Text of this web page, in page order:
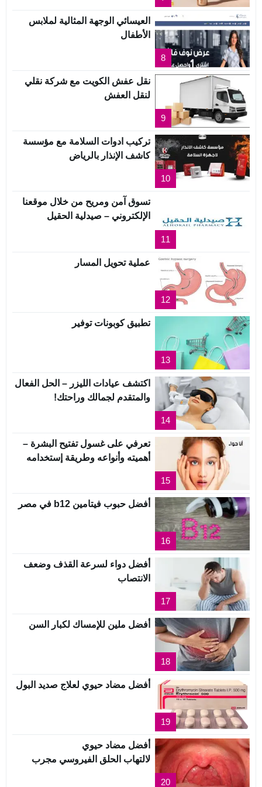
8
العيسائي الوجهة المثالية لملابس
الأطفال
9
نقل عفش الكويت مع شركة نقلي
لنقل العفش
10
تركيب ادوات السلامة مع مؤسسة
كاشف الإنذار بالرياض
11
تسوق آمن ومريح من خلال موقعنا
الإلكتروني – صيدلية الحقيل
12
عملية تحويل المسار
13
تطبيق كوبونات توفير
14
اكتشف عيادات الليزر – الحل الفعال
والمتقدم لجمالك وراحتك!
15
تعرفي على غسول تفتيح البشرة –
أهميته وأنواعه وطريقة إستخدامه
16
أفضل حبوب فيتامين b12 في مصر
17
أفضل دواء لسرعة القذف وضعف
الانتصاب
18
أفضل ملين للإمساك لكبار السن
19
أفضل مضاد حيوي لعلاج صديد البول
20
أفضل مضاد حيوي
لالتهاب الحلق الفيروسي مجرب